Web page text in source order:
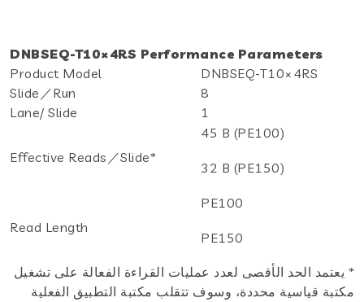
DNBSEQ-T10×4RS Performance Parameters
Product Model
DNBSEQ-T10×4RS
Slide／Run
8
Lane/ Slide
1
Effective Reads／Slide*
45 B (PE100)
32 B (PE150)
Read Length
PE100
PE150
* يعتمد الحد الأقصى لعدد عمليات القراءة الفعالة على تشغيل
مكتبة قياسية محددة، وسوف تتقلب مكتبة التطبيق الفعلية